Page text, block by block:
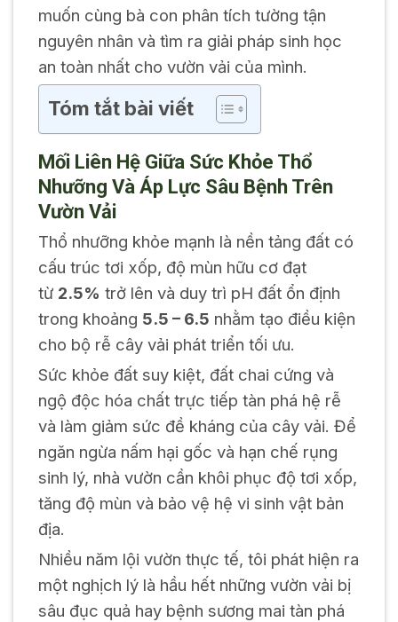
muốn cùng bà con phân tích tường tận
nguyên nhân và tìm ra giải pháp sinh học
an toàn nhất cho vườn vải của mình.
Tóm tắt bài viết
Mối Liên Hệ Giữa Sức Khỏe Thổ
Nhưỡng Và Áp Lực Sâu Bệnh Trên
Vườn Vải
Thổ nhưỡng khỏe mạnh là nền tảng đất có
cấu trúc tơi xốp, độ mùn hữu cơ đạt
từ 2.5% trở lên và duy trì pH đất ổn định
trong khoảng 5.5 – 6.5 nhằm tạo điều kiện
cho bộ rễ cây vải phát triển tối ưu.
Sức khỏe đất suy kiệt, đất chai cứng và
ngộ độc hóa chất trực tiếp tàn phá hệ rễ
và làm giảm sức đề kháng của cây vải. Để
ngăn ngừa nấm hại gốc và hạn chế rụng
sinh lý, nhà vườn cần khôi phục độ tơi xốp,
tăng độ mùn và bảo vệ hệ vi sinh vật bản
địa.
Nhiều năm lội vườn thực tế, tôi phát hiện ra
một nghịch lý là hầu hết những vườn vải bị
sâu đục quả hay bệnh sương mai tàn phá